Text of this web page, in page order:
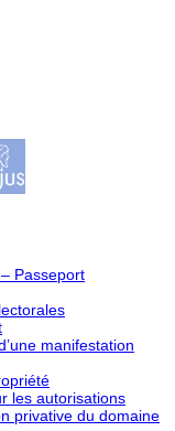
Passeport
manifestation
les autorisations
privative du domaine